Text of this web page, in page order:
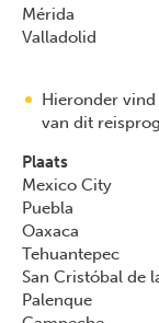
Mérida
Valladolid
Hieronder
van dit
Plaats
Mexico City
Puebla
Oaxaca
Tehuantepec
San Cristóbal de
Palenque